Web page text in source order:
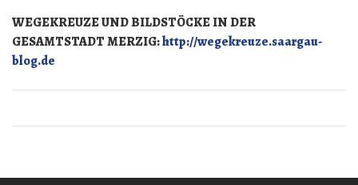
WEGEKREUZE UND BILDSTÖCKE IN DER
GESAMTSTADT MERZIG:http://wegekreuze.saargau-
blog.de